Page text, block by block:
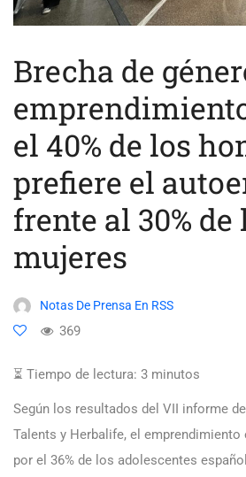
Brecha de
el 40% de los
prefiere el
frente al 30% de
mujeres
Notas De Prensa En RSS
369
⏳ Tiempo de lectura: 3 minutos
Según los resultados del VII informe
Talents y Herbalife, el
por el 36% de los adolescentes